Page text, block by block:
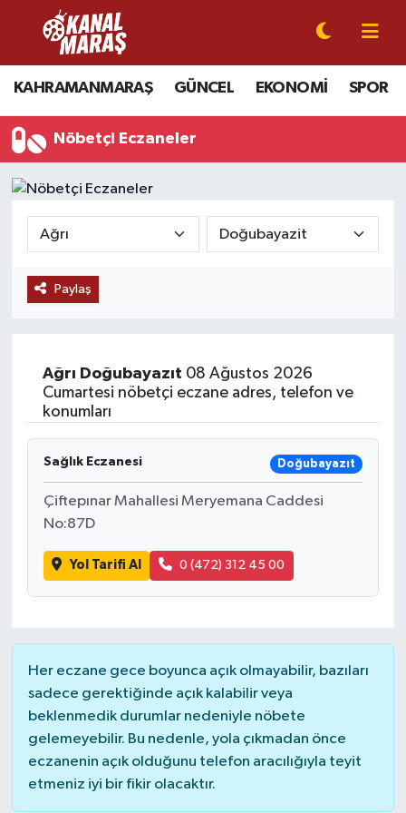
KAHRAMANMARAŞ GÜNCEL EKONOMİ SPOR
Nöbetçi Eczaneler
Paylaş
Ağrı Doğubayazıt 08 Ağustos 2026
Cumartesi nöbetçi eczane adres, telefon ve
konumları
Sağlık Eczanesi Doğubayazıt
Çiftepınar Mahallesi Meryemana Caddesi
No:87D
Yol Tarifi Al 0 (472) 312 45 00
Her eczane gece boyunca açık olmayabilir, bazıları
sadece gerektiğinde açık kalabilir veya
beklenmedik durumlar nedeniyle nöbete
gelemeyebilir. Bu nedenle, yola çıkmadan önce
eczanenin açık olduğunu telefon aracılığıyla teyit
etmeniz iyi bir fikir olacaktır.
CANLI YAYIN
KAHRAMANMARAŞ
GÜNCEL
SİYASET
EKONOMİ
MAGAZİN
SAĞLIK
EĞİTİM
BÖLGE
KEŞFET
DÜNYA
TREND
MEDYA
OTOMOTİV
Kahramanmaraş Nöbetçi Eczaneler
Kahramanmaraş Hava Durumu
Kahramanmaraş Namaz Vakitleri
Süper Lig Puan Durumu ve Fikstür
Tüm Manşetler
Haber Arşivi